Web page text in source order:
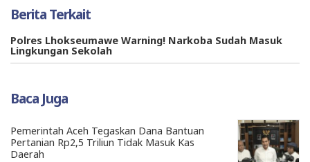
Berita Terkait
Polres Lhokseumawe Warning! Narkoba Sudah Masuk
Lingkungan Sekolah
Baca Juga
Pemerintah Aceh Tegaskan Dana Bantuan
Pertanian Rp2,5 Triliun Tidak Masuk Kas
Daerah